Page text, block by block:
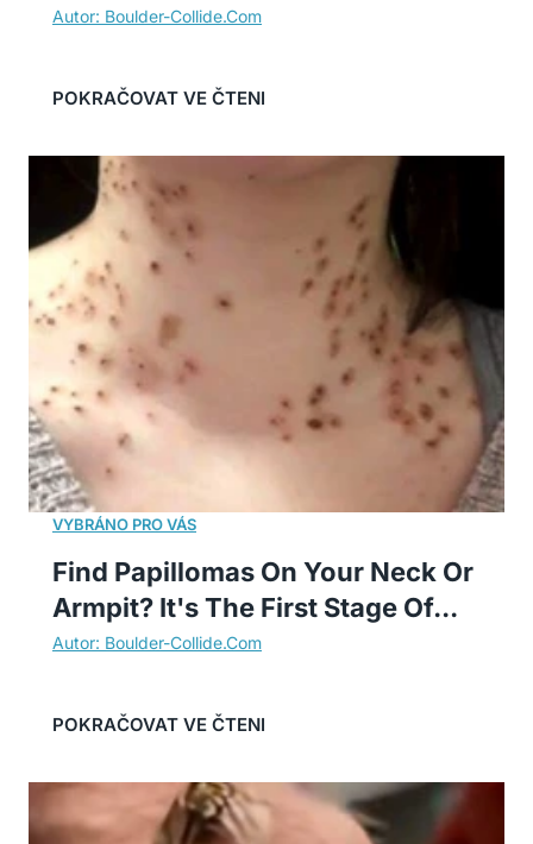
Find Papillomas On Your Neck Or
Armpit? It's The First Stage Of...